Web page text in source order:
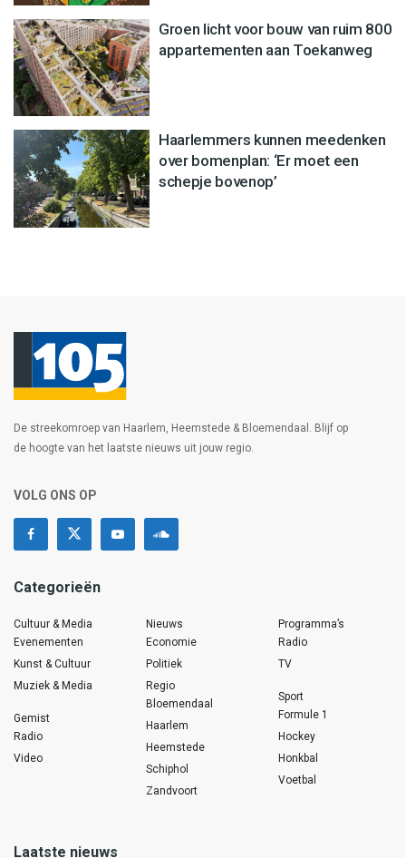
Groen licht voor bouw van ruim 800
appartementen aan Toekanweg
Haarlemmers kunnen meedenken
over bomenplan: ‘Er moet een
schepje bovenop’
De streekomroep van Haarlem, Heemstede & Bloemendaal. Blijf op
de hoogte van het laatste nieuws uit jouw regio.
VOLG ONS OP
Categorieën
Cultuur & Media
Evenementen
Kunst & Cultuur
Muziek & Media
Gemist
Radio
Video
Nieuws
Economie
Politiek
Regio
Bloemendaal
Haarlem
Heemstede
Schiphol
Zandvoort
Programma’s
Radio
TV
Sport
Formule 1
Hockey
Honkbal
Voetbal
Laatste nieuws